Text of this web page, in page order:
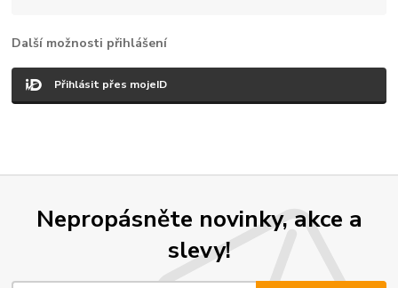
Další možnosti přihlášení
Přihlásit přes mojeID
Nepropásněte novinky, akce a
slevy!